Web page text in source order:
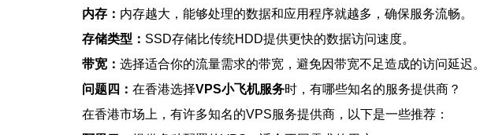
内存： 内存越大，能够处理的数据和应用程序就越多，确保服务流畅。
存储类型： SSD存储比传统HDD提供更快的数据访问速度。
带宽： 选择适合你的流量需求的带宽，避免因带宽不足造成的访问延迟。
问题四： 在香港选择VPS小飞机服务时，有哪些知名的服务提供商？
在香港市场上，有许多知名的VPS服务提供商，以下是一些推荐：